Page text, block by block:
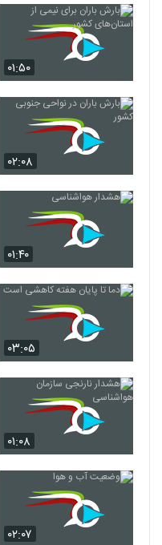
۰۱:۵۰
۰۲:۰۸
۰۱:۴۰
۰۳:۰۵
۰۱:۰۸
۰۲:۰۷